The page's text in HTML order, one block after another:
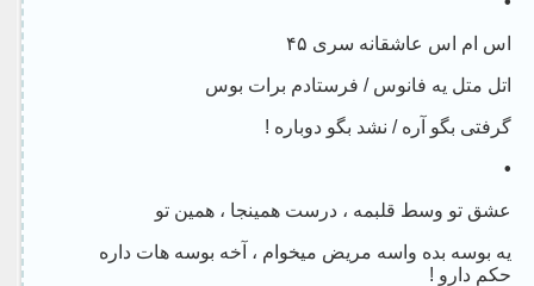
اس ام اس عاشقانه سری ۴۵
اتل متل یه فانوس / فرستادم برات بوس
گرفتی بگو آره / نشد بگو دوباره !
•
عشق تو وسط قلبمه ، درست همینجا ، همین تو
یه بوسه بده واسه مریض میخوام ، آخه بوسه هات داره
حکم دارو !